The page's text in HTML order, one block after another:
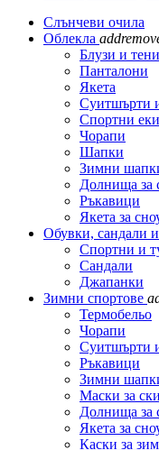
Слънчеви очила
Облекла add
Блузи и
Панталони
Якета
Суитшърти
Спортни
Чорапи
Шапки
Зимни
Долнища за
Ръкавици
Якета за
Обувки, сандали
Спортни и
Сандали
Джапанки
Зимни спортове
Термобельо
Чорапи
Суитшърти
Ръкавици
Зимни
Маски за
Долнища за
Якета за
Каски за